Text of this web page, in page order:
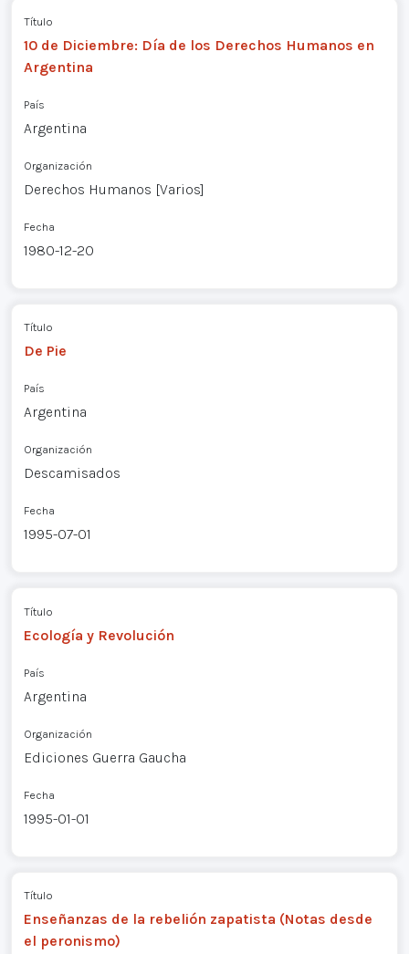
Título
10 de Diciembre: Día de los Derechos Humanos en
Argentina
País
Argentina
Organización
Derechos Humanos [Varios]
Fecha
1980-12-20
Título
De Pie
País
Argentina
Organización
Descamisados
Fecha
1995-07-01
Título
Ecología y Revolución
País
Argentina
Organización
Ediciones Guerra Gaucha
Fecha
1995-01-01
Título
Enseñanzas de la rebelión zapatista (Notas desde
el peronismo)